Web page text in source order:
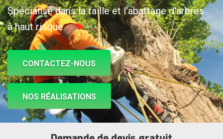
Spécialisé dans la taille et l'abattage d'arbres
à haut risque
CONTACTEZ-NOUS
NOS RÉALISATIONS